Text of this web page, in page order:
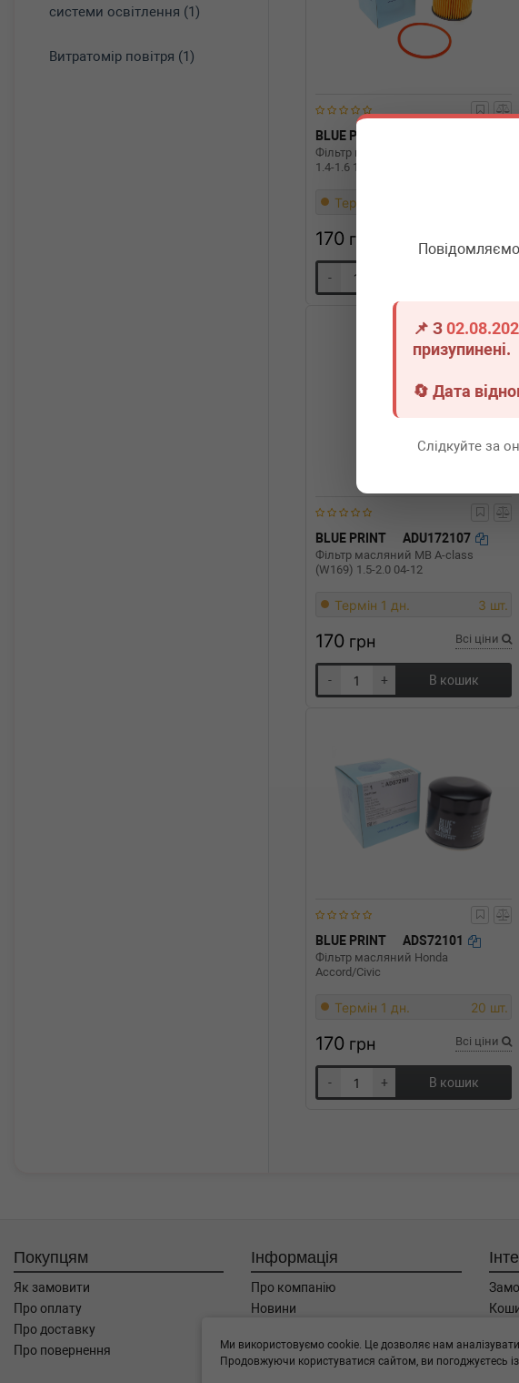
📌 З
призупинені.
🔄 Дата
Слідкуйте за
системи освітлення (1)
Витратомір повітря (1)
BLUE PRINT
Фільтр масляний Opel Astra/Combo
1.4-1.6 16V 05- (h=106.5mm)
Термін 1 дн.
170 грн
-
BLUE PRINT ADU172107
Фільтр масляний MB A-class
(W169) 1.5-2.0 04-12
Термін 1 дн. 3 шт.
170 грн Всі ціни
- + В кошик
BLUE PRINT ADS72101
Фільтр масляний Honda
Accord/Civic
Термін 1 дн. 20 шт.
170 грн Всі ціни
- + В кошик
Покупцям
Як замовити
Про оплату
Про доставку
Про повернення
Інформація
Про компанію
Новини
Угода користувача
Контакти
Ми використовуємо cookie. Це дозволяє нам
Продовжуючи користуватися сайтом, ви погоджуєтесь